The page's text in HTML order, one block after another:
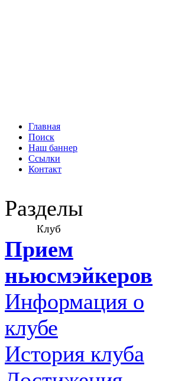
Главная
Поиск
Наш баннер
Ссылки
Контакт
Разделы
Прием
ньюсмэйкеров
Информация о
клубе
История клуба